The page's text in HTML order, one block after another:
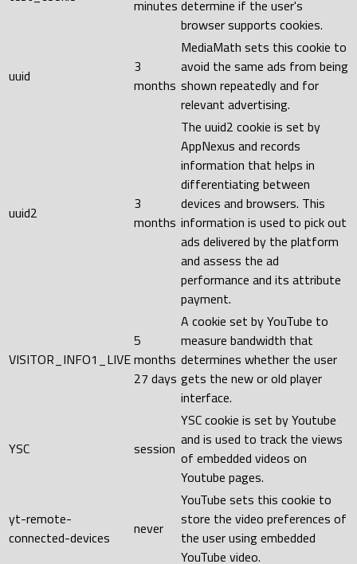
minutes determine if the user's
browser supports cookies.
uuid
3
months
MediaMath sets this cookie to
avoid the same ads from being
shown repeatedly and for
relevant advertising.
uuid2
3
months
The uuid2 cookie is set by
AppNexus and records
information that helps in
differentiating between
devices and browsers. This
information is used to pick out
ads delivered by the platform
and assess the ad
performance and its attribute
payment.
VISITOR_INFO1_LIVE
5
months
27 days
A cookie set by YouTube to
measure bandwidth that
determines whether the user
gets the new or old player
interface.
YSC session
YSC cookie is set by Youtube
and is used to track the views
of embedded videos on
Youtube pages.
yt-remote-
connected-devices
never
YouTube sets this cookie to
store the video preferences of
the user using embedded
YouTube video.